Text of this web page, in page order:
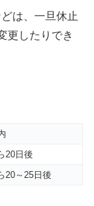
は、一旦休止
更したりでき
20日後
20～25日後